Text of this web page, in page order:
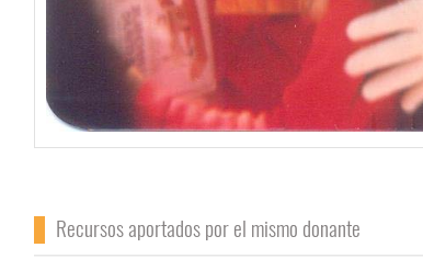
Recursos aportados por el mismo donante